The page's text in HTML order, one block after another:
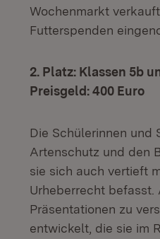
Wochenmarkt
Futterspenden
2. Platz: Klassen 5b
Preisgeld: 400 Euro
Die Schülerinnen und
Artenschutz und den
sie sich auch vertieft
Urheberrecht
Präsentationen zu
entwickelt, die sie im